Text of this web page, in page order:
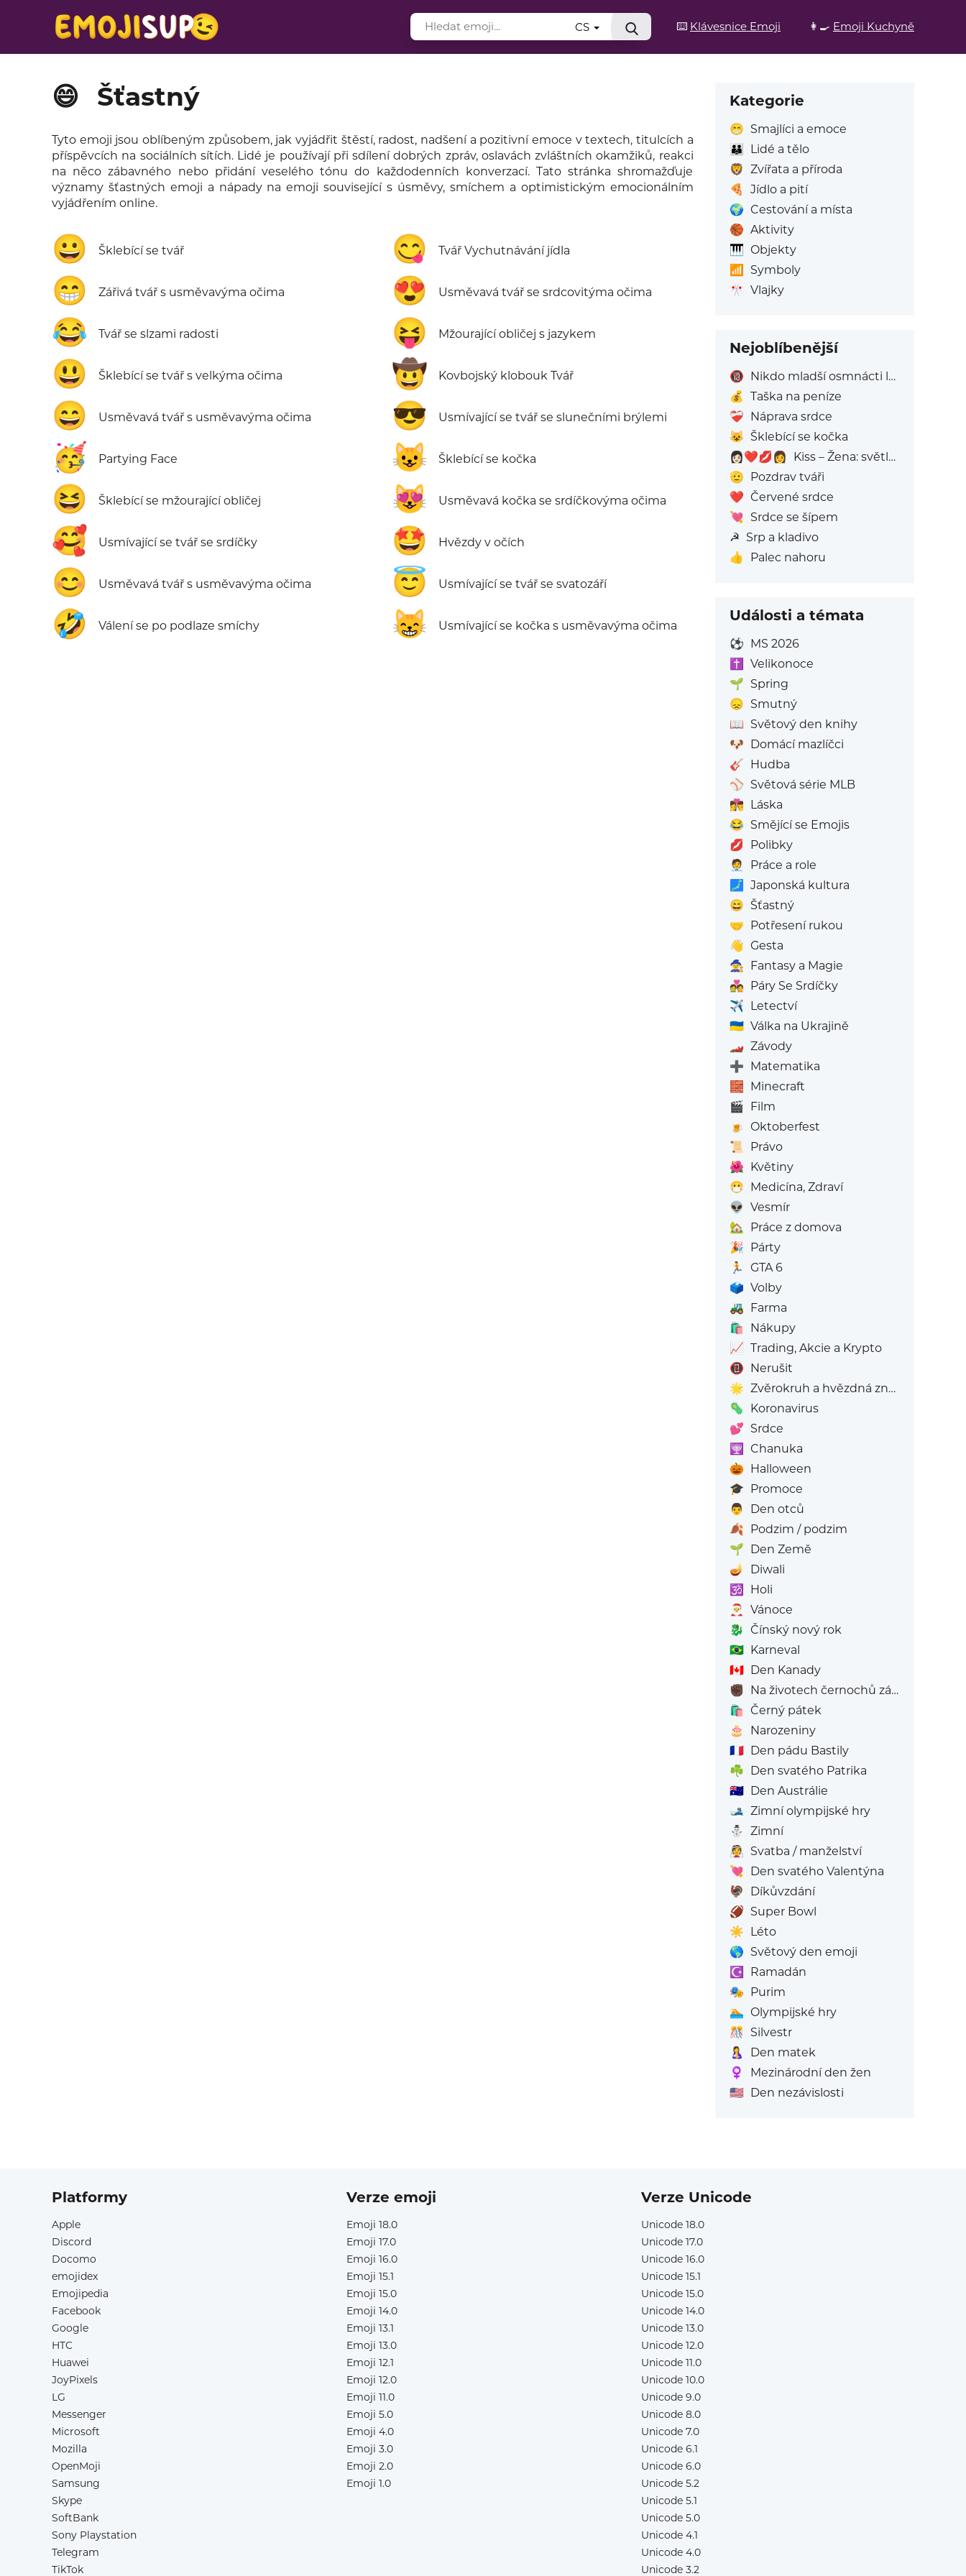
⌨️ Klávesnice Emoji 👩‍🍳 Emoji Kuchyně
CS
😄 Šťastný
Tyto emoji jsou oblíbeným způsobem, jak vyjádřit štěstí, radost, nadšení a pozitivní emoce v textech, titulcích a
příspěvcích na sociálních sítích. Lidé je používají při sdílení dobrých zpráv, oslavách zvláštních okamžiků, reakci
na něco zábavného nebo přidání veselého tónu do každodenních konverzací. Tato stránka shromažďuje
významy šťastných emoji a nápady na emoji související s úsměvy, smíchem a optimistickým emocionálním
vyjádřením online.
😀 Šklebící se tvář
😁 Zářivá tvář s usměvavýma očima
😂 Tvář se slzami radosti
😃 Šklebící se tvář s velkýma očima
😄 Usměvavá tvář s usměvavýma očima
🥳 Partying Face
😆 Šklebící se mžourající obličej
🥰 Usmívající se tvář se srdíčky
😊 Usměvavá tvář s usměvavýma očima
🤣 Válení se po podlaze smíchy
😋 Tvář Vychutnávání jídla
😍 Usměvavá tvář se srdcovitýma očima
😝 Mžourající obličej s jazykem
🤠 Kovbojský klobouk Tvář
😎 Usmívající se tvář se slunečními brýlemi
😺 Šklebící se kočka
😻 Usměvavá kočka se srdíčkovýma očima
🤩 Hvězdy v očích
😇 Usmívající se tvář se svatozáří
😸 Usmívající se kočka s usměvavýma očima
Kategorie
😁 Smajlíci a emoce
👪
Lidé a tělo
🦁 Zvířata a příroda
🍕
Jídlo a pití
🌍 Cestování a místa
🏀 Aktivity
🎹 Objekty
📶
Symboly
🎌 Vlajky
Nejoblíbenější
🔞 Nikdo mladší osmnácti let
💰 Taška na peníze
❤️‍🩹 Náprava srdce
😺 Šklebící se kočka
👩🏻‍❤️‍💋‍👩
Kiss – Žena: světlý tón pleti, Žena: Bez Odstínu Pleti
🫡 Pozdrav tváři
❤️ Červené srdce
💘 Srdce se šípem
☭ Srp a kladivo
👍
Palec nahoru
Události a témata
⚽ MS 2026
✝️
Velikonoce
🌱 Spring
😞 Smutný
📖 Světový den knihy
🐶 Domácí mazlíčci
🎸 Hudba
⚾ Světová série MLB
👩‍❤️‍💋‍👨 Láska
😂 Smějící se Emojis
💋 Polibky
🧑‍💼
Práce a role
🗾 Japonská kultura
😄 Šťastný
🤝 Potřesení rukou
👋 Gesta
🧙 Fantasy a Magie
💑 Páry Se Srdíčky
✈️ Letectví
🇺🇦 Válka na Ukrajině
🏎️ Závody
➕ Matematika
🧱 Minecraft
🎬 Film
🍺
Oktoberfest
📜
Právo
🌺 Květiny
😷 Medicína, Zdraví
👽 Vesmír
🏡
Práce z domova
🎉 Párty
🏃
GTA 6
🗳️ Volby
🚜 Farma
🛍️
Nákupy
📈 Trading, Akcie a Krypto
📵 Nerušit
🌟 Zvěrokruh a hvězdná znamení
🦠 Koronavirus
💕 Srdce
🕎
Chanuka
🎃 Halloween
🎓 Promoce
👨
Den otců
🍂 Podzim / podzim
🌱 Den Země
🪔
Diwali
🕉️
Holi
🎅
Vánoce
🐉 Čínský nový rok
🇧🇷 Karneval
🇨🇦 Den Kanady
✊🏿 Na životech černochů záleží
🛍️ Černý pátek
🎂
Narozeniny
🇫🇷 Den pádu Bastily
☘️ Den svatého Patrika
🇦🇺 Den Austrálie
🎿 Zimní olympijské hry
⛄
Zimní
👰 Svatba / manželství
💘 Den svatého Valentýna
🦃
Díkůvzdání
🏈 Super Bowl
☀️ Léto
🌎 Světový den emoji
☪️
Ramadán
🎭 Purim
🏊 Olympijské hry
🎊
Silvestr
🤱
Den matek
♀️
Mezinárodní den žen
🇺🇸 Den nezávislosti
Platformy
Apple
Discord
Docomo
emojidex
Emojipedia
Facebook
Google
HTC
Huawei
JoyPixels
LG
Messenger
Microsoft
Mozilla
OpenMoji
Samsung
Skype
SoftBank
Sony Playstation
Telegram
TikTok
Verze emoji
Emoji 18.0
Emoji 17.0
Emoji 16.0
Emoji 15.1
Emoji 15.0
Emoji 14.0
Emoji 13.1
Emoji 13.0
Emoji 12.1
Emoji 12.0
Emoji 11.0
Emoji 5.0
Emoji 4.0
Emoji 3.0
Emoji 2.0
Emoji 1.0
Verze Unicode
Unicode 18.0
Unicode 17.0
Unicode 16.0
Unicode 15.1
Unicode 15.0
Unicode 14.0
Unicode 13.0
Unicode 12.0
Unicode 11.0
Unicode 10.0
Unicode 9.0
Unicode 8.0
Unicode 7.0
Unicode 6.1
Unicode 6.0
Unicode 5.2
Unicode 5.1
Unicode 5.0
Unicode 4.1
Unicode 4.0
Unicode 3.2